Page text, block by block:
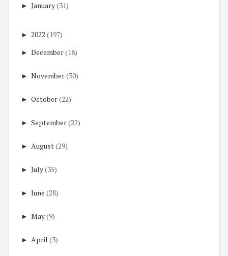
► January(31)
► 2022 (197)
► December(18)
► November(30)
► October(22)
► September(22)
► August(29)
► July(35)
► June (28)
► May(9)
► April (3)